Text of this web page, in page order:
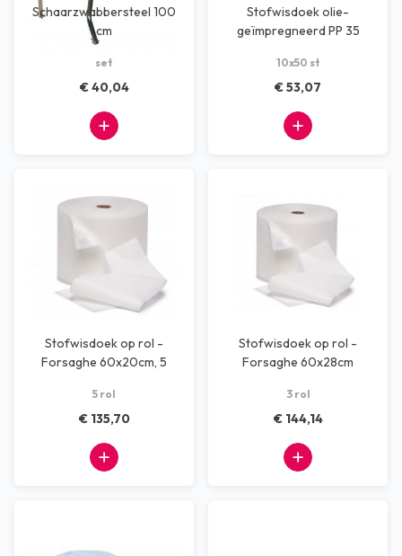
Schaarzwabbersteel 100
cm
set
€ 40,04
Stofwisdoek olie-
geïmpregneerd PP 35
10x50 st
€ 53,07
Stofwisdoek op rol -
Forsaghe 60x20cm, 5
5 rol
€ 135,70
Stofwisdoek op rol -
Forsaghe 60x28cm
3 rol
€ 144,14